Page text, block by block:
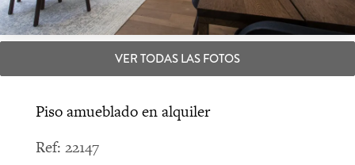
VER TODAS LAS FOTOS
Piso amueblado en alquiler
Ref: 22147